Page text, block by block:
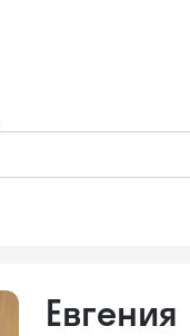
Евгения